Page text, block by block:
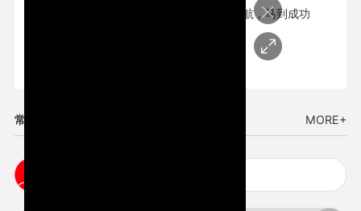
开工大吉 | 新程启航，马到成功
常见问题 MORE+
×